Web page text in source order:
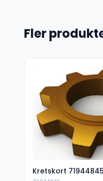
Fler
Kretskort 71944845